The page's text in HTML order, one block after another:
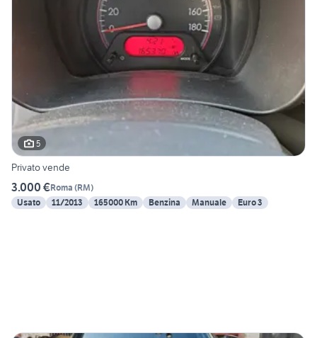
5
Privato vende
3.000 €Roma (RM)
Usato
11/2013 165000 Km Benzina Manuale Euro 3